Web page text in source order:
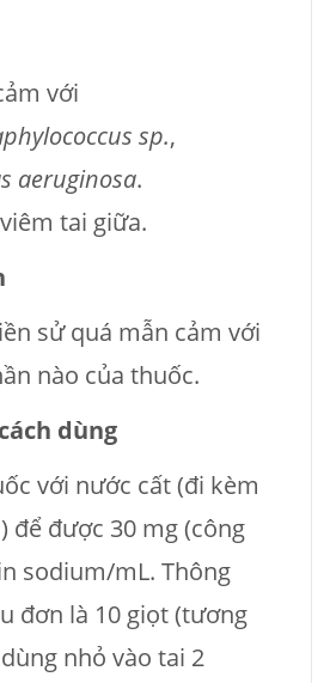
với
sp.,
aeruginosa.
tai giữa.
sử quá mẫn cảm với
nào của thuốc.
dùng
với nước cất (đi kèm
để được 30 mg (công
sodium/mL. Thông
đơn là 10 giọt (tương
nhỏ vào tai 2